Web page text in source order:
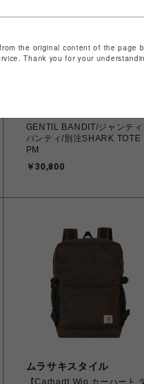
GENTIL BANDIT/ジャンティ
バンティ/別注SHARK TOTE
PM
￥30,800
ムラサキスタイル
the original content of the page
Thank you for your